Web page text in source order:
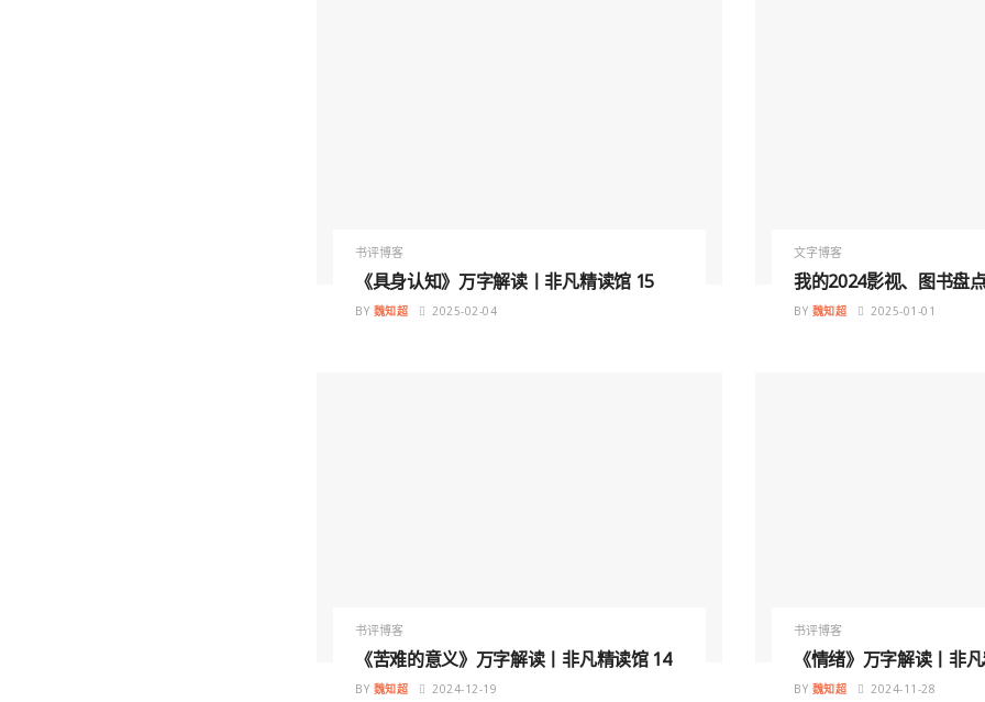
书评博客
《具身认知》万字解读丨非凡精读馆 15
BY 魏知超 2025-02-04
文字博客
我的2024影视、图书盘
BY 魏知超 2025-01-01
书评博客
《苦难的意义》万字解读丨非凡精读馆 14
BY 魏知超 2024-12-19
书评博客
《情绪》万字解读丨非
BY 魏知超 2024-11-28